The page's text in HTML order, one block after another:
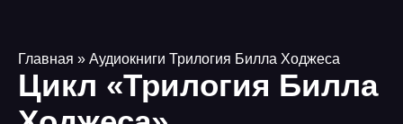
Главная » Аудиокниги Трилогия Билла Ходжеса
Цикл «Трилогия Билла